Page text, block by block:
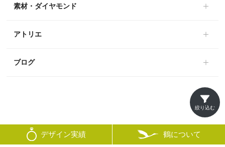
デザイン実績 鶴について
絞り込む
素材・ダイヤモンド
アトリエ
ブログ